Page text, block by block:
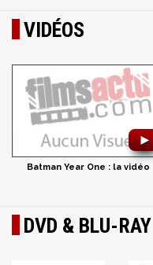
VIDÉOS
►
Batman Year One : la vidéo
DVD & BLU-RAY